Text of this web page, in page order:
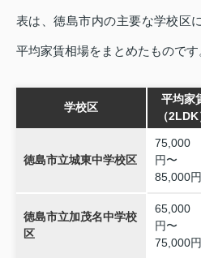
表は、徳島市内の主要な学校区
平均家賃相場をまとめたものです
学校区
平均家
（2LDK
徳島市立城東中学校区
75,000
円〜
85,000円
徳島市立加茂名中学校
区
65,000
円〜
75,000円